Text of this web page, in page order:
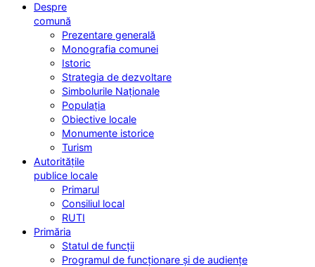
Despre
comună
Prezentare generală
Monografia comunei
Istoric
Strategia de dezvoltare
Simbolurile Naționale
Populația
Obiective locale
Monumente istorice
Turism
Autoritățile
publice locale
Primarul
Consiliul local
RUTI
Primăria
Statul de funcții
Programul de funcționare și de audiențe